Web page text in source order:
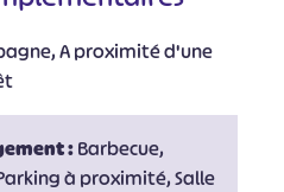
A proximité d'une
:Barbecue,
à proximité, Salle